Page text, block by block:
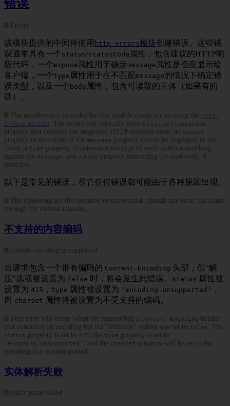
错误
🌐 Errors
该模块提供的中间件使用 http-errors模块创建错误。这些错
误通常具有一个status/statusCode 属性，包含建议的HTTP响
应代码，一个expose 属性用于确定 message 属性是否应显示给
客户端，一个type 属性用于在不匹配message的情况下确定错
误类型，以及一个 body 属性，包含可读取的主体（如果有的
话）。
🌐 The middlewares provided by this module create errors using the
http-
errors module . The errors will typically have a status statusCode
property that contains the suggested HTTP response code, an expose
property to determine if the message property should be displayed to the
client, a type property to determine the type of error without matching
against the
message, and a body
property containing the read body, if
available.
以下是常见的错误，尽管任何错误都可能由于各种原因出现。
🌐 The following are the common errors created, though any error can come
through for various reasons.
不支持的内容编码
🌐 content encoding unsupported
当请求包含一个带有编码的 Content-Encoding 头部，但“解
压”选项被设置为 false 时，将会发生此错误。 status
属性被
设置为 415 ， type 属性被设置为 'encoding.unsupported'
，
而 charset 属性将被设置为不受支持的编码。
🌐 This error will occur when the request had a Content-Encoding
header
that contained an encoding but the “inflation” option was set to false . The
status property is set to 415 , the type property is set to
'encoding.unsupported' , and the charset property will be set to the
encoding that is unsupported.
实体解析失败
🌐 entity parse failed